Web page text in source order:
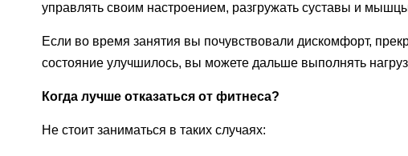
управлять своим настроением, разгружать суставы и
Если во время занятия вы почувствовали дискомфорт,
состояние улучшилось, вы можете дальше выполнять
Когда лучше отказаться от фитнеса?
Не стоит заниматься в таких случаях: